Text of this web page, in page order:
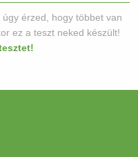
érzed, hogy többet van
ez a teszt neked készült!